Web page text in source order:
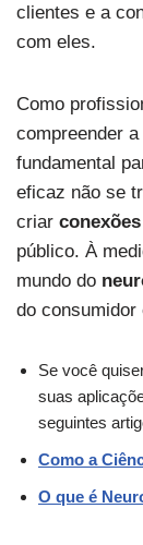
clientes e a
com eles.
Como
compreender
fundamental
eficaz não se
criar
público. À
mundo do
do
Se você
suas
seguintes
Como a
O que é